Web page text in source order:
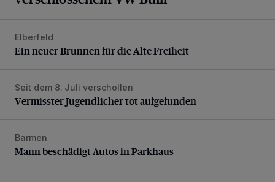
Ein neuer Brunnen für die Alte Freiheit
Elberfeld
Ein neuer Brunnen für die Alte Freiheit
Vermisster Jugendlicher tot aufgefunden
Seit dem 8. Juli verschollen
Vermisster Jugendlicher tot aufgefunden
Mann beschädigt Autos in Parkhaus
Barmen
Mann beschädigt Autos in Parkhaus